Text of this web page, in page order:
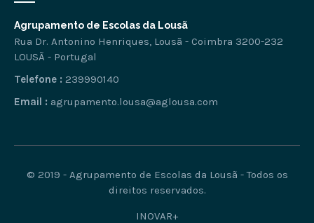
Agrupamento de Escolas da Lousã
Rua Dr. Antonino Henriques, Lousã - Coimbra 3200-232
LOUSÃ - Portugal
Telefone : 239990140
Email : agrupamento.lousa@aglousa.com
© 2019 - Agrupamento de Escolas da Lousã - Todos os
direitos reservados.
INOVAR+